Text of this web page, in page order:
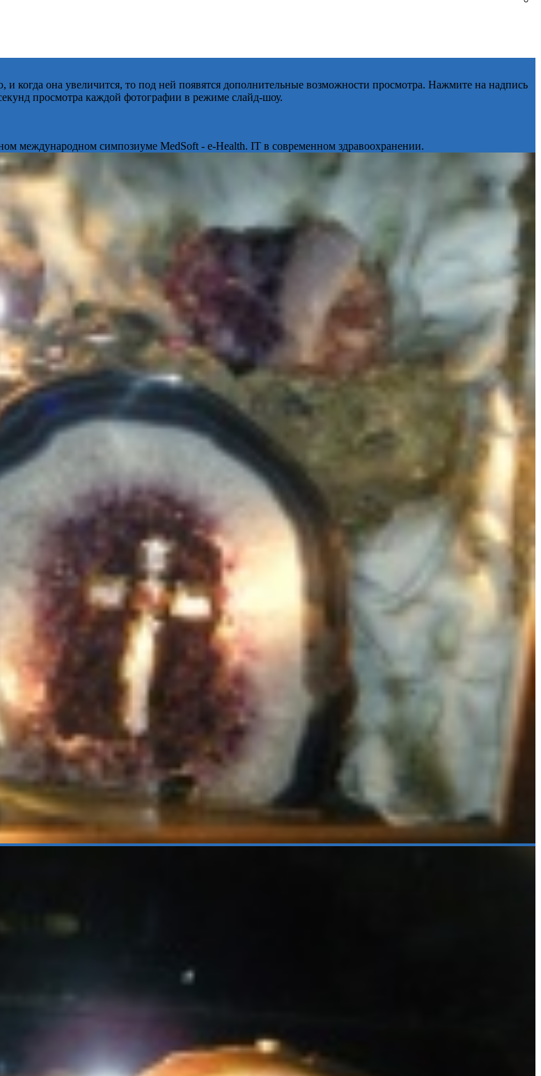
она увеличится, то под ней появятся дополнительные возможности просмотра. Нажмите на надпись
просмотра каждой фотографии в режиме слайд-шоу.
международном симпозиуме MedSoft - e-Health. IT в современном здравоохранении.